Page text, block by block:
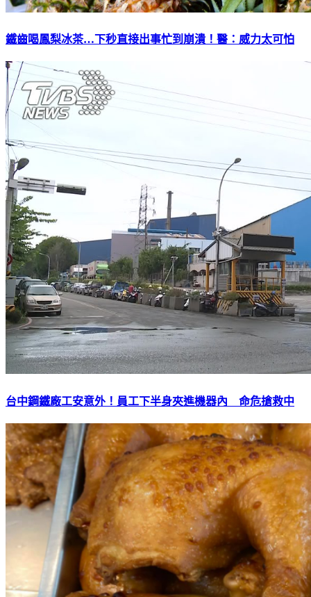
鐵齒喝鳳梨冰茶…下秒直接出事忙到崩潰！醫：威力太可怕
台中鋼鐵廠工安意外！員工下半身夾進機器內 命危搶救中